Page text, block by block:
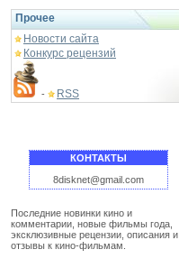
Прочее
Новости сайта
Конкурс рецензий
- RSS
КОНТАКТЫ
8disknet@gmail.com
Последние новинки кино и
комментарии, новые фильмы года,
эксклюзивные рецензии, описания и
отзывы к кино-фильмам.